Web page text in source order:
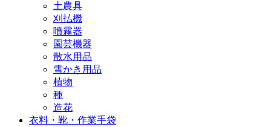
土農具
刈払機
噴霧器
園芸機器
散水用品
雪かき用品
植物
種
造花
衣料・靴・作業手袋